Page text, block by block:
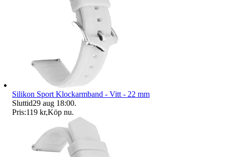
Silikon Sport Klockarmband - Vitt - 22 mm
Sluttid29 aug 18:00.
Pris:119 kr,Köp nu.